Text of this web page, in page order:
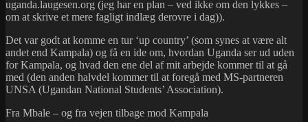
uganda.laugesen.org (jeg har en plan – ved ikke om den lykkes –
om at skrive et mere fagligt indlæg derovre i dag)).
Det var godt at komme en tur ‘up country’ (som synes at være alt
andet end Kampala) og få en ide om, hvordan Uganda ser ud uden
for Kampala, og hvad den ene del af mit arbejde kommer til at gå
med (den anden halvdel kommer til at foregå med MS-partneren
UNSA (Ugandan National Students’ Association).
Fra Mbale – og fra vejen tilbage mod Kampala